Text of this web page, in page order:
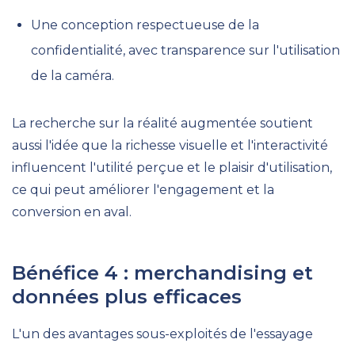
Une conception respectueuse de la
confidentialité, avec transparence sur l'utilisation
de la caméra.
La recherche sur la réalité augmentée soutient
aussi l'idée que la richesse visuelle et l'interactivité
influencent l'utilité perçue et le plaisir d'utilisation,
ce qui peut améliorer l'engagement et la
conversion en aval.
Bénéfice 4 : merchandising et
données plus efficaces
L'un des avantages sous-exploités de l'essayage